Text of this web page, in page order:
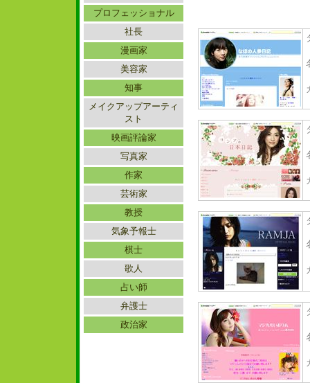
プロフェッショナル
社長
漫画家
美容家
知事
メイクアップアーティ
スト
映画評論家
写真家
作家
芸術家
教授
気象予報士
棋士
歌人
占い師
弁護士
政治家